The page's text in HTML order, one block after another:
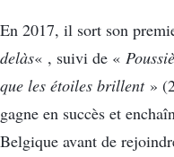
En 2017, il sort son
delàs« , suivi de «
que les étoiles brillent»
gagne en succès et
Belgique avant de